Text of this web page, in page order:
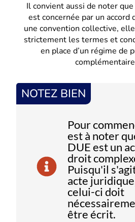
Il convient aussi de noter
est concernée par un accord
une convention collective,
strictement les termes et
en place d’un régime de
Pour
est à noter
DUE est un
droit
Puisqu'il
acte
celui-ci doit
être écrit.
NOTEZ BIEN